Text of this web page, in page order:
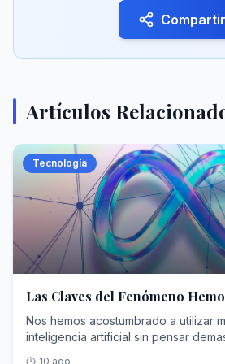
Compartir
Artículos
Tecnología
Las Claves del Fenómeno
Nos hemos acostumbrado a utilizar
inteligencia artificial sin pensar
10 ago